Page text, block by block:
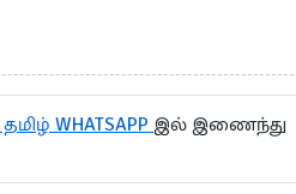
தமிழ் WHATSAPP இல் இணைந்து